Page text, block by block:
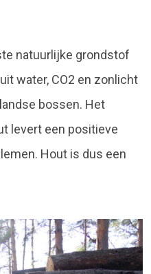
natuurlijke grondstof
water, CO2 en zonlicht
bossen. Het
levert een positieve
Hout is dus een